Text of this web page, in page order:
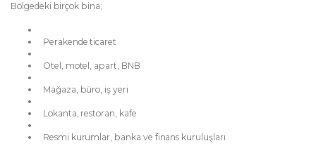
Bölgedeki birçok bina;
Perakende ticaret
Otel, motel, apart, BNB
Mağaza, büro, iş yeri
Lokanta, restoran, kafe
Resmi kurumlar, banka ve finans kuruluşları